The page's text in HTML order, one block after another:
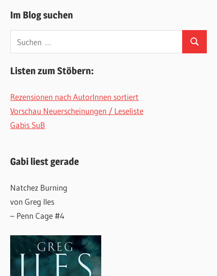
Im Blog suchen
nach:
Suchen
Listen zum Stöbern:
Rezensionen nach AutorInnen sortiert
Vorschau Neuerscheinungen / Leseliste
Gabis SuB
Gabi liest gerade
Natchez Burning
von Greg Iles
– Penn Cage #4